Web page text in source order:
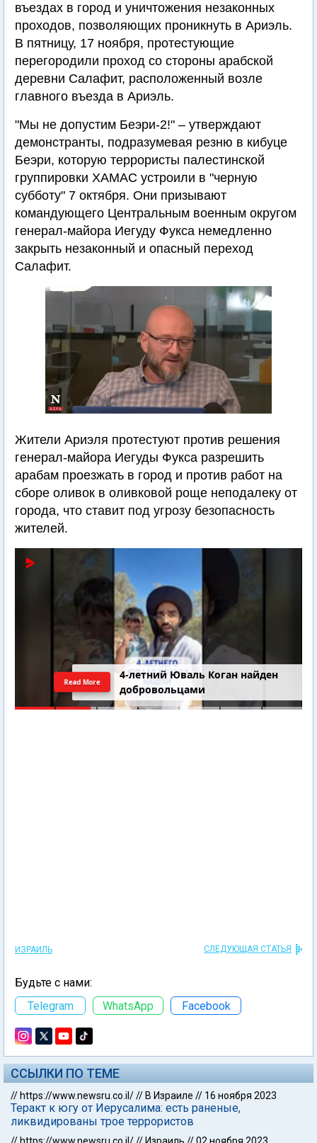
въездах в город и уничтожения незаконных
проходов, позволяющих проникнуть в Ариэль.
В пятницу, 17 ноября, протестующие
перегородили проход со стороны арабской
деревни Салафит, расположенный возле
главного въезда в Ариэль.
"Мы не допустим Беэри-2!" – утверждают
демонстранты, подразумевая резню в кибуце
Беэри, которую террористы палестинской
группировки ХАМАС устроили в "черную
субботу" 7 октября. Они призывают
командующего Центральным военным округом
генерал-майора Иегуду Фукса немедленно
закрыть незаконный и опасный переход
Салафит.
Жители Ариэля протестуют против решения
генерал-майора Иегуды Фукса разрешить
арабам проезжать в город и против работ на
сборе оливок в оливковой роще неподалеку от
города, что ставит под угрозу безопасность
жителей.
4-летний Юваль Коган найден
добровольцами
Read More
ИЗРАИЛЬ СЛЕДУЮЩАЯ СТАТЬЯ
Будьте с нами:
Telegram
WhatsApp Facebook
ССЫЛКИ ПО ТЕМЕ
// https://www.newsru.co.il/// В Израиле // 16 ноября 2023
Теракт к югу от Иерусалима: есть раненые,
ликвидированы трое террористов